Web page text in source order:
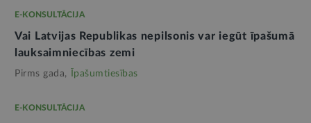
E-KONSULTĀCIJA
Vai Latvijas Republikas nepilsonis var iegūt īpašumā
lauksaimniecības zemi
Pirms gada, Īpašumtiesības
E-KONSULTĀCIJA